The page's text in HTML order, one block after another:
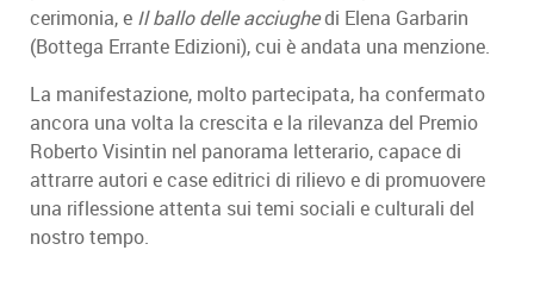
cerimonia, e Il ballo delle acciughedi Elena Garbarin
(Bottega Errante Edizioni), cui è andata una menzione.
La manifestazione, molto partecipata, ha confermato
ancora una volta la crescita e la rilevanza del Premio
Roberto Visintin nel panorama letterario, capace di
attrarre autori e case editrici di rilievo e di promuovere
una riflessione attenta sui temi sociali e culturali del
nostro tempo.